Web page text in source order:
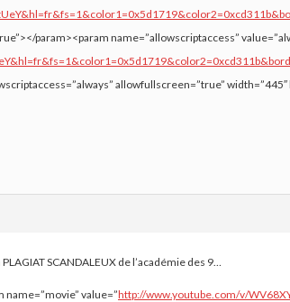
param><param name=”allowscriptaccess”
allowfullscreen=”true” width=”445″
SCANDALEUX de l’académie des 9…
name=”movie” value=”http://www.youtube.com/v/